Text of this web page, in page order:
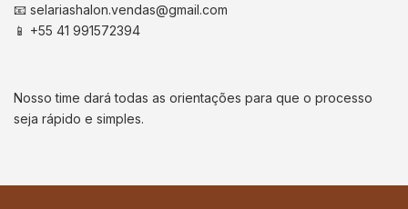
📧 selariashalon.vendas@gmail.com
📱 +55 41 991572394
Nosso time dará todas as orientações para que o processo
seja rápido e simples.